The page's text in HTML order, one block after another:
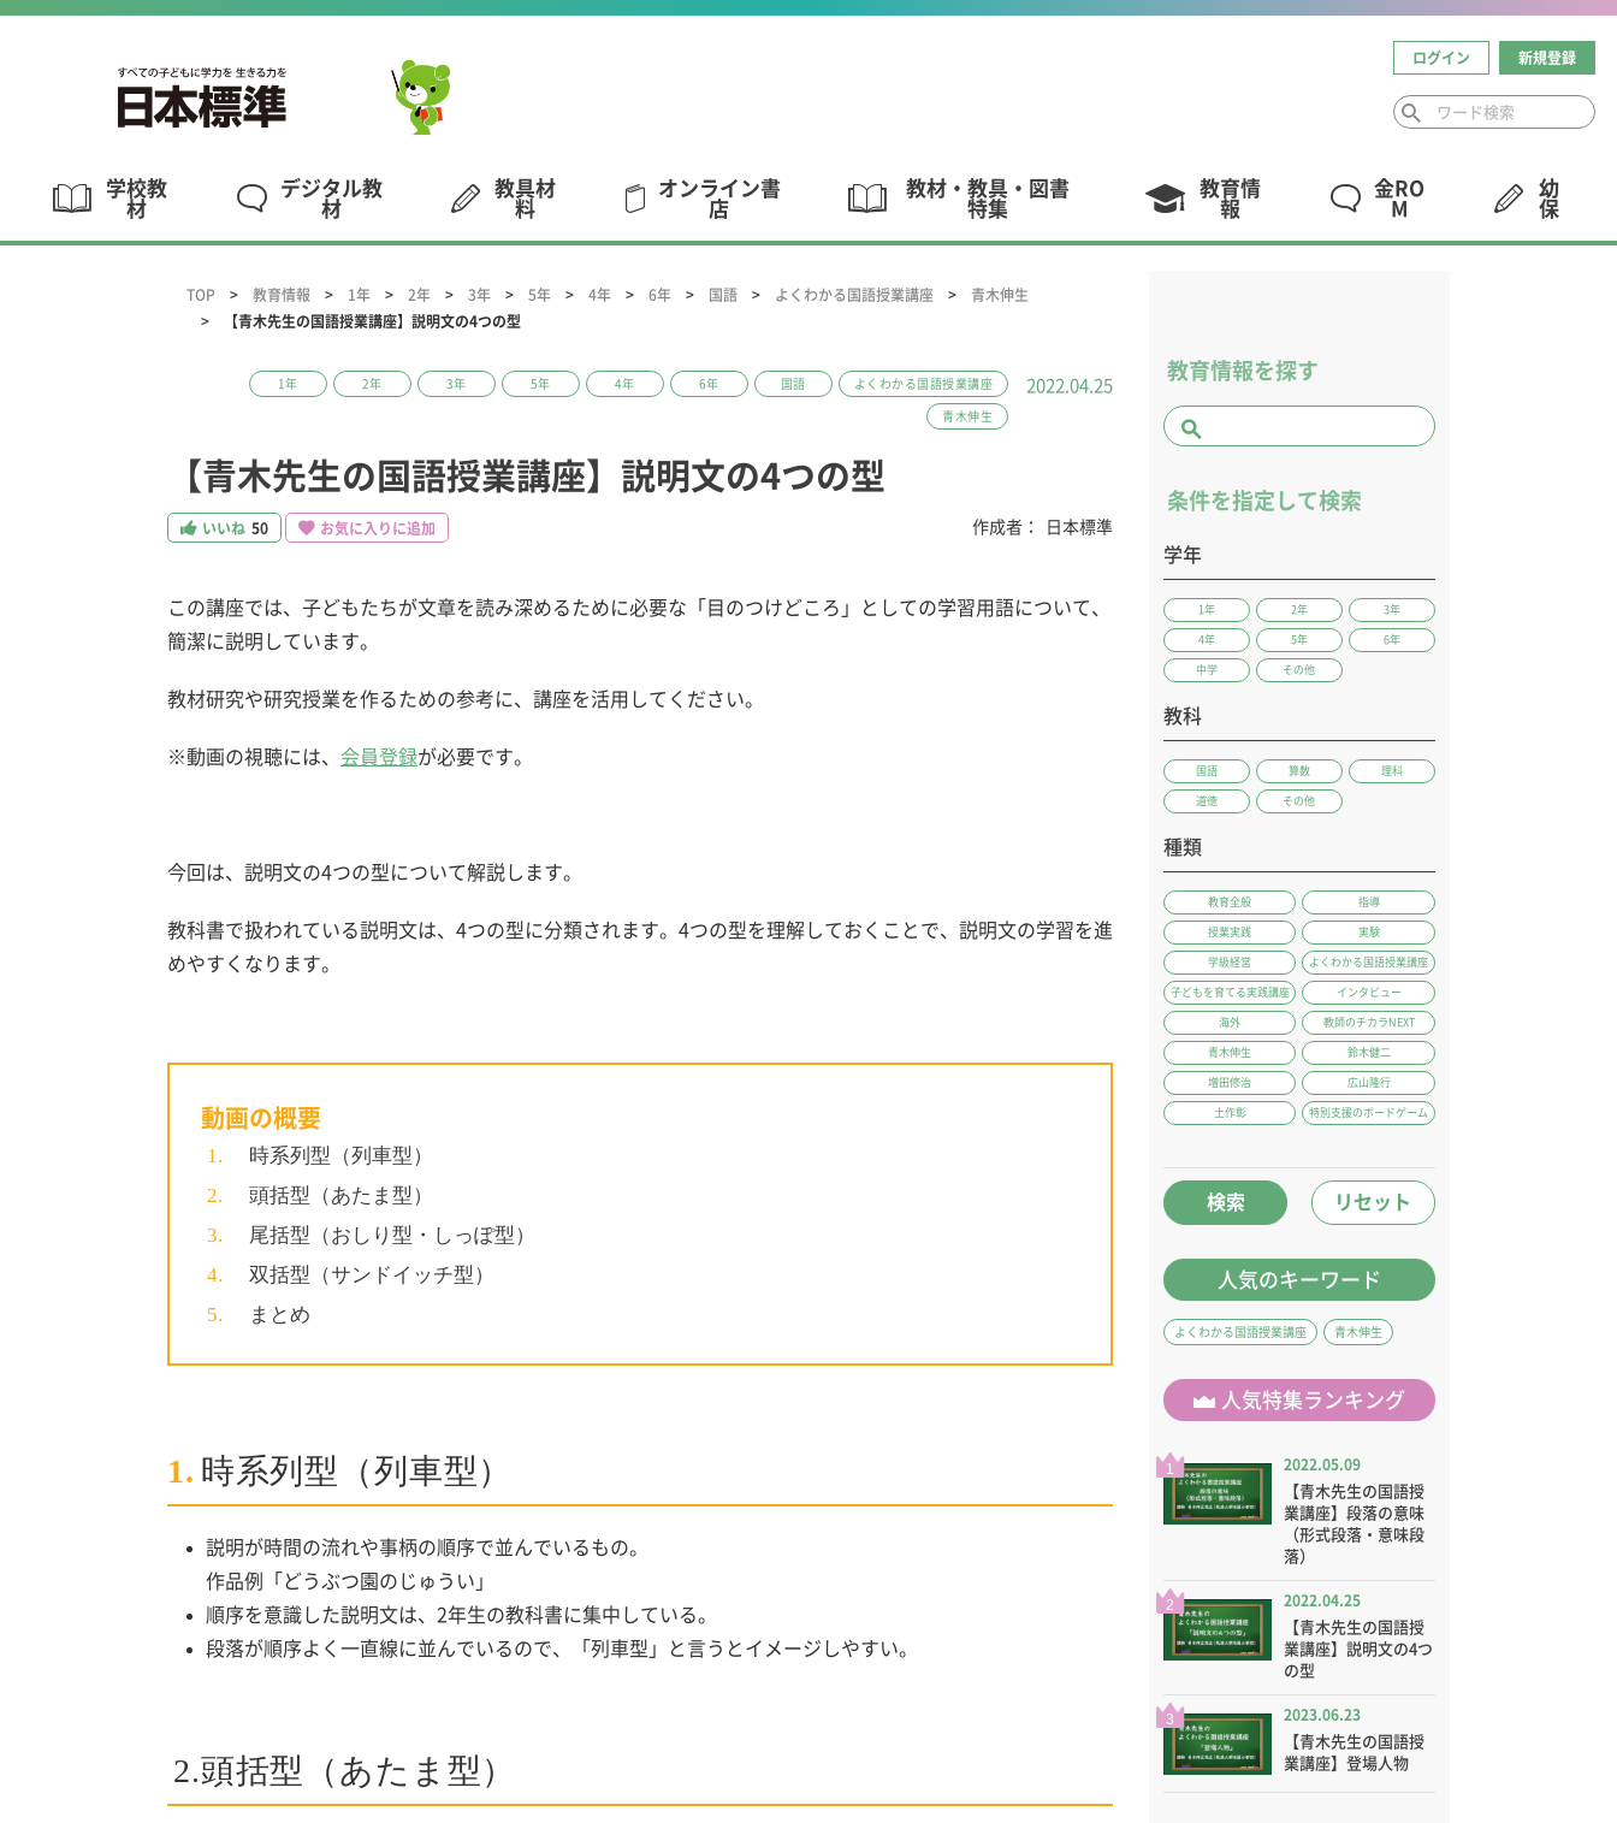
ログイン 新規登録
学校教
材
デジタル教
材
教具材
料
オンライン書
店
教材・教具・図書
特集
教育情
報
金RO
M
幼
保
TOP 教育情報 1年 2年 3年 5年 4年 6年 国語 よくわかる国語授業講座
青木伸生
【青木先生の国語授業講座】説明文の4つの型
【青木先生の国語授業講座】説明文の4つの型
1年 2年 3年 5年 4年 6年 国語 よくわかる国語授業講座
青木伸生
2022.04.25
いいね 50 お気に入りに追加 作成者： 日本標準
この講座では、子どもたちが文章を読み深めるために必要な「目のつけどころ」としての学習用語について、
簡潔に説明しています。
教材研究や研究授業を作るための参考に、講座を活用してください。
※動画の視聴には、 会員登録が必要です。
今回は、説明文の4つの型について解説します。
教科書で扱われている説明文は、4つの型に分類されます。4つの型を理解しておくことで、説明文の学習を進
めやすくなります。
動画の概要
時系列型（列車型）
頭括型（あたま型）
尾括型（おしり型・しっぽ型）
双括型（サンドイッチ型）
まとめ
1. 時系列型（列車型）
説明が時間の流れや事柄の順序で並んでいるもの。
作品例「どうぶつ園のじゅうい」
順序を意識した説明文は、2年生の教科書に集中している。
段落が順序よく一直線に並んでいるので、「列車型」と言うとイメージしやすい。
2.頭括型（あたま型）
教育情報を探す
条件を指定して検索
学年
1年 2年 3年
4年 5年 6年
中学 その他
教科
国語 算数 理科
道徳 その他
種類
教育全般 指導
授業実践 実験
学級経営 よくわかる国語授業講座
子どもを育てる実践講座 インタビュー
海外 教師のチカラNEXT
青木伸生 鈴木健二
増田修治 広山隆行
土作彰 特別支援のボードゲーム
検索 リセット
人気のキーワード
よくわかる国語授業講座 青木伸生
人気特集ランキング
1 2022.05.09
【青木先生の国語授
業講座】段落の意味
（形式段落・意味段
落）
2 2022.04.25
【青木先生の国語授
業講座】説明文の4つ
の型
3 2023.06.23
【青木先生の国語授
業講座】登場人物